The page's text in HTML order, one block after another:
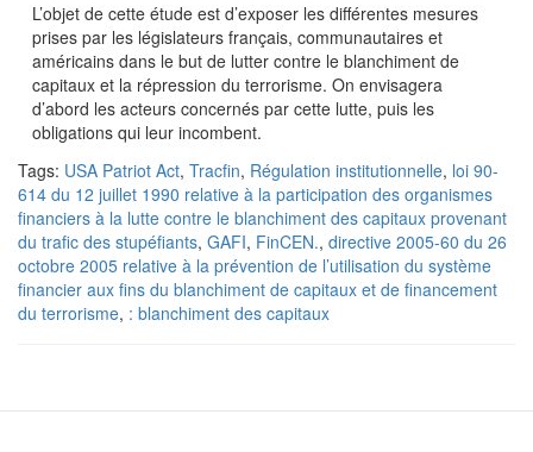
L’objet de cette étude est d’exposer les différentes mesures
prises par les législateurs français, communautaires et
américains dans le but de lutter contre le blanchiment de
capitaux et la répression du terrorisme. On envisagera
d’abord les acteurs concernés par cette lutte, puis les
obligations qui leur incombent.
Tags: USA Patriot Act, Tracfin, Régulation institutionnelle, loi 90-
614 du 12 juillet 1990 relative à la participation des organismes
financiers à la lutte contre le blanchiment des capitaux provenant
du trafic des stupéfiants, GAFI, FinCEN., directive 2005-60 du 26
octobre 2005 relative à la prévention de l’utilisation du système
financier aux fins du blanchiment de capitaux et de financement
du terrorisme, : blanchiment des capitaux